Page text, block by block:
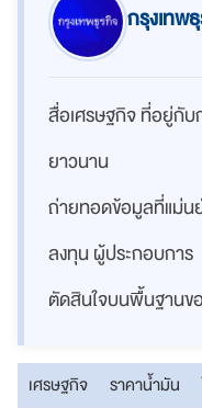
กรุงเทพ
สื่อเศรษฐกิจ ที่อยู่กับ
ยาวนาน
ถ่ายทอดข้อมูลที่แม่น
ลงทุน ผู้ประกอบการ
ตัดสินใจบนพื้นฐานขอ
เศรษฐกิจ ราคาน้ำมัน